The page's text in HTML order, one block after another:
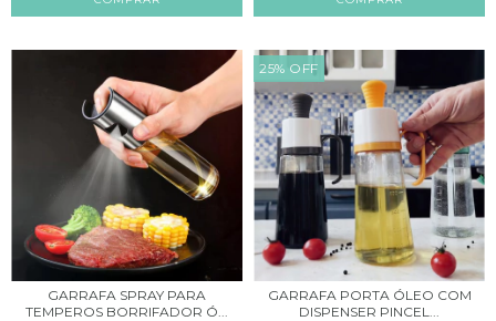
GARRAFA SPRAY PARA
TEMPEROS BORRIFADOR Ó...
25% OFF
GARRAFA PORTA ÓLEO COM
DISPENSER PINCEL...